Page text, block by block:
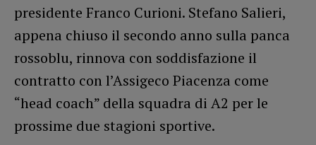
presidente Franco Curioni. Stefano Salieri,
appena chiuso il secondo anno sulla panca
rossoblu, rinnova con soddisfazione il
contratto con l’Assigeco Piacenza come
“head coach” della squadra di A2 per le
prossime due stagioni sportive.